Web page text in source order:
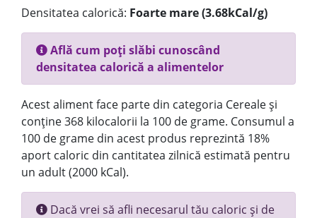
Densitatea calorică: Foarte mare (3.68kCal/g)
Află cum poți slăbi cunoscând
densitatea calorică a alimentelor
Acest aliment face parte din categoria Cereale și
conține 368 kilocalorii la 100 de grame. Consumul a
100 de grame din acest produs reprezintă 18%
aport caloric din cantitatea zilnică estimată pentru
un adult (2000 kCal).
Dacă vrei să afli necesarul tău caloric și de